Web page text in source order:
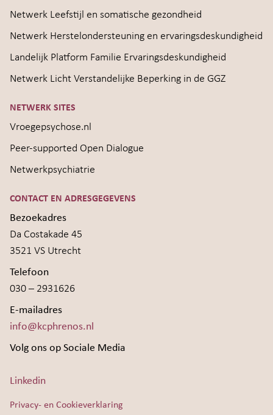
Netwerk Leefstijl en somatische gezondheid
Netwerk Herstelondersteuning en ervaringsdeskundigheid
Landelijk Platform Familie Ervaringsdeskundigheid
Netwerk Licht Verstandelijke Beperking in de GGZ
NETWERK SITES
Vroegepsychose.nl
Peer-supported Open Dialogue
Netwerkpsychiatrie
CONTACT EN ADRESGEGEVENS
Bezoekadres
Da Costakade 45
3521 VS Utrecht
Telefoon
030 – 2931626
E-mailadres
info@kcphrenos.nl
Volg ons op Sociale Media
Linkedin
Privacy- en Cookieverklaring